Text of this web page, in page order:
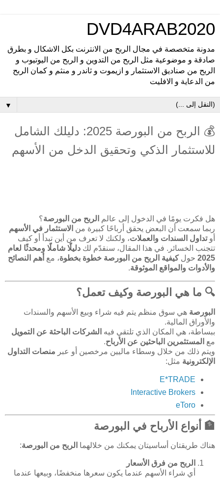
DVD4ARAB2020
مدونة متخصصة في مجال الربح من الانترنت بكل الاشكال و بطرق
صادقة و موضوعية مثل الربح من التدوين و الربح من اليوتيوب و
الربح من صناديق الاستثمار و ازيموت و ثاندر و منثم و كمان الربح
من الدعاية و الافليت
▼
💰 الربح من البورصة 2025: دليلك الشامل
للاستثمار الذكي وتحقيق الدخل من الأسهم
هل فكرت يومًا في الدخول إلى عالم الربح من البورصة؟
ربما سمعت أن البعض يحقق أرباحًا كبيرة من الاستثمار في الأسهم
أوتداول السندات والعملات، ولكنك لا تعرف من أين تبدأ أو كيف
تتجنب الخسائر. في هذا المقال، سنقدّم لك دليلًا شاملًا ومحدثًا لعام
2025 حولكيفية الربح من البورصة خطوة بخطوة، مع أهم النصائح
والأدوات والمواقع الموثوقة.
🔍 ما هي البورصة وكيف تعمل؟
البورصة هي سوق منظم يتم فيه شراء وبيع الأسهم والسندات
والأوراق المالية.
ببساطة، هي المكان الذي تلتقي فيه الشركات الباحثة عن التمويل
مع المستثمرين الباحثين عن الأرباح.
ويتم ذلك من خلال وسطاء ماليين مرخصين أو عبر منصات التداول
الإلكترونية مثل:
E*TRADE
Interactive Brokers
eToro
🏦 أنواع الأرباح في البورصة
هناك طريقتان أساسيتان يمكنك من خلالهما الربح من البورصة:
الربح من فرق الأسعار
أي شراء الأسهم عندما يكون سعرها منخفضًا، وبيعها عندما